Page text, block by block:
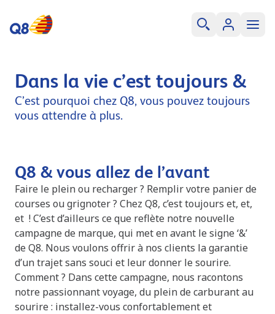
Dans la vie c’est toujours &
C’est pourquoi chez Q8, vous pouvez toujours
vous attendre à plus.
Q8 & vous allez de l’avant
Faire le plein ou recharger ? Remplir votre panier de
courses ou grignoter ? Chez Q8, c’est toujours et, et,
et ! C’est d’ailleurs ce que reflète notre nouvelle
campagne de marque, qui met en avant le signe ‘&’
de Q8. Nous voulons offrir à nos clients la garantie
d’un trajet sans souci et leur donner le sourire.
Comment ? Dans cette campagne, nous racontons
notre passionnant voyage, du plein de carburant au
sourire : installez-vous confortablement et